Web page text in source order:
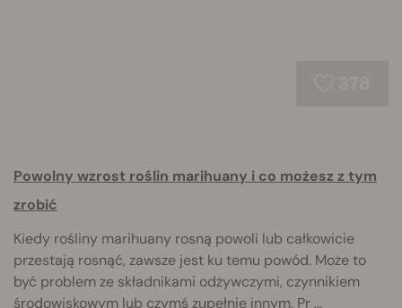
Powolny wzrost roślin marihuany i co możesz z tym
zrobić
Kiedy rośliny marihuany rosną powoli lub całkowicie
przestają rosnąć, zawsze jest ku temu powód. Może to
być problem ze składnikami odżywczymi, czynnikiem
środowiskowym lub czymś zupełnie innym. Pr ...